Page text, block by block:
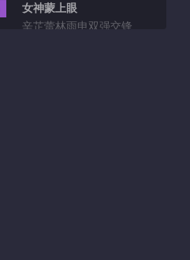
女神蒙上眼
辛芷蕾林雨申双强交锋